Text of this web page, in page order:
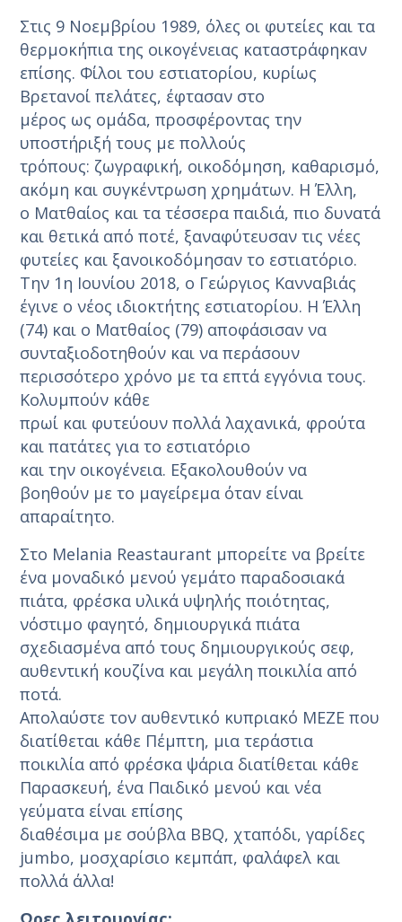
Στις 9 Νοεμβρίου 1989, όλες οι φυτείες και τα
θερμοκήπια της οικογένειας καταστράφηκαν
επίσης. Φίλοι του εστιατορίου, κυρίως
Βρετανοί πελάτες, έφτασαν στο
μέρος ως ομάδα, προσφέροντας την
υποστήριξή τους με πολλούς
τρόπους: ζωγραφική, οικοδόμηση, καθαρισμό,
ακόμη και συγκέντρωση χρημάτων. Η Έλλη,
ο Ματθαίος και τα τέσσερα παιδιά, πιο δυνατά
και θετικά από ποτέ, ξαναφύτευσαν τις νέες
φυτείες και ξανοικοδόμησαν το εστιατόριο.
Την 1η Ιουνίου 2018, ο Γεώργιος Κανναβιάς
έγινε ο νέος ιδιοκτήτης εστιατορίου. Η Έλλη
(74) και ο Ματθαίος (79) αποφάσισαν να
συνταξιοδοτηθούν και να περάσουν
περισσότερο χρόνο με τα επτά εγγόνια τους.
Κολυμπούν κάθε
πρωί και φυτεύουν πολλά λαχανικά, φρούτα
και πατάτες για το εστιατόριο
και την οικογένεια. Εξακολουθούν να
βοηθούν με το μαγείρεμα όταν είναι
απαραίτητο.
Στο Melania Reastaurant μπορείτε να βρείτε
ένα μοναδικό μενού γεμάτο παραδοσιακά
πιάτα, φρέσκα υλικά υψηλής ποιότητας,
νόστιμο φαγητό, δημιουργικά πιάτα
σχεδιασμένα από τους δημιουργικούς σεφ,
αυθεντική κουζίνα και μεγάλη ποικιλία από
ποτά.
Απολαύστε τον αυθεντικό κυπριακό MEZE που
διατίθεται κάθε Πέμπτη, μια τεράστια
ποικιλία από φρέσκα ψάρια διατίθεται κάθε
Παρασκευή, ένα Παιδικό μενού και νέα
γεύματα είναι επίσης
διαθέσιμα με σούβλα BBQ, χταπόδι, γαρίδες
jumbo, μοσχαρίσιο κεμπάπ, φαλάφελ και
πολλά άλλα!